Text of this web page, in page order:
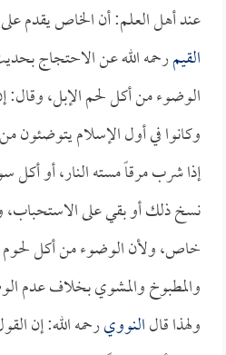
عند أهل العلم: أن الخاص يقدم على
القيمرحمه الله عن الاحتجاج
الوضوء من أكل لحم الإبل،
وكانوا في أول الإسلام يتوضئون
إذا شرب مرقاً مسته النار، أو أكل
نسخ ذلك أو بقي على الاستحباب،
خاص، ولأن الوضوء من أكل لحوم
والمطبوخ والمشوي بخلاف عدم
ولهذا قالالنوويرحمه الله: إن